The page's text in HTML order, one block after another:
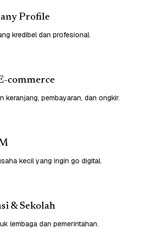
Profile
kredibel dan profesional.
commerce
keranjang, pembayaran, dan ongkir.
kecil yang ingin go digital.
& Sekolah
lembaga dan pemerintahan.